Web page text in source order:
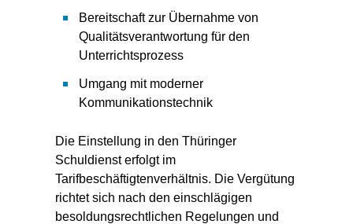
Bereitschaft zur Übernahme von
Qualitätsverantwortung für den
Unterrichtsprozess
Umgang mit moderner
Kommunikationstechnik
Die Einstellung in den Thüringer
Schuldienst erfolgt im
Tarifbeschäftigtenverhältnis. Die Vergütung
richtet sich nach den einschlägigen
besoldungsrechtlichen Regelungen und